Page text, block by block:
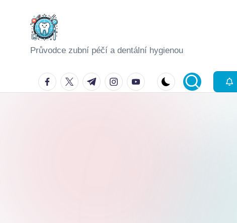
Průvodce zubní péčí a dentální hygienou
facebook.com
twitter.com
t.me instagram.com
youtube.com